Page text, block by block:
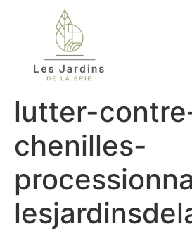
lutter-
chenilles-